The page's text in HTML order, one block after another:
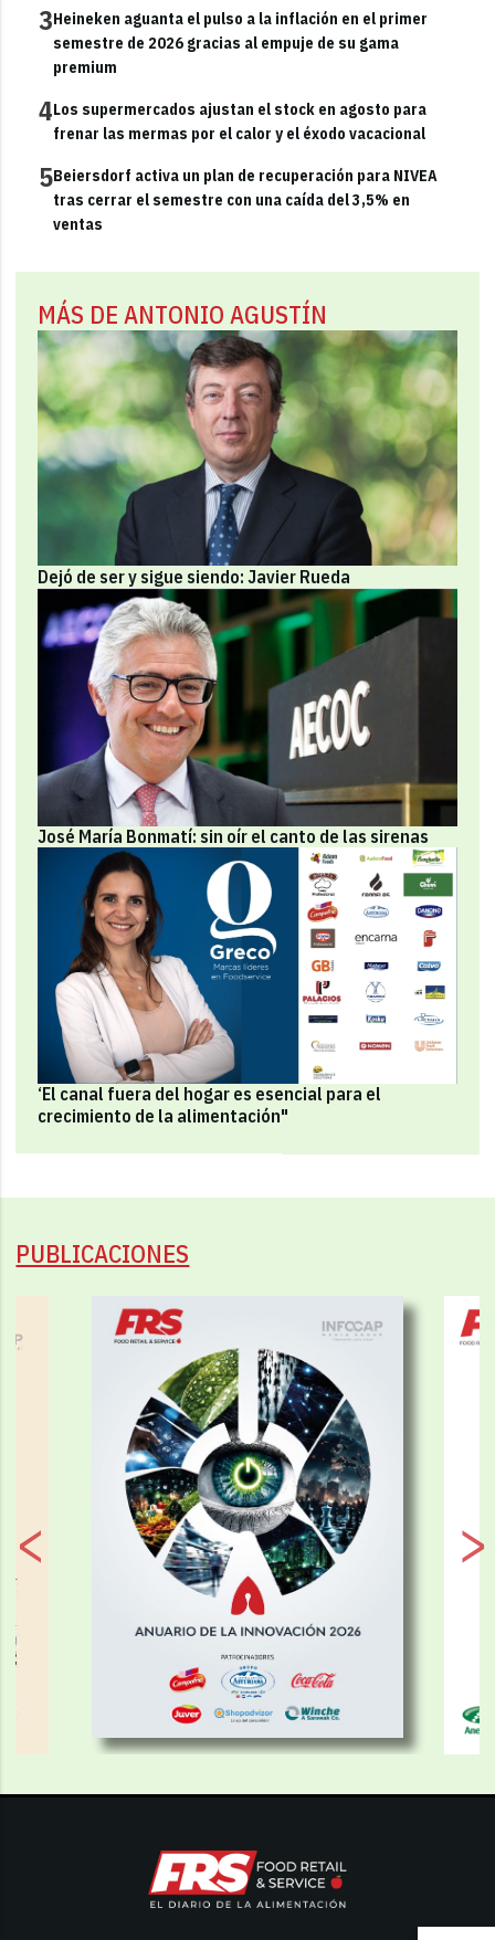
3Heineken aguanta el pulso a la inflación en el primer
semestre de 2026 gracias al empuje de su gama
premium
4Los supermercados ajustan el stock en agosto para
frenar las mermas por el calor y el éxodo vacacional
5Beiersdorf activa un plan de recuperación para NIVEA
tras cerrar el semestre con una caída del 3,5% en
ventas
MÁS DE ANTONIO AGUSTÍN
Dejó de ser y sigue siendo: Javier Rueda
José María Bonmatí: sin oír el canto de las sirenas
‘El canal fuera del hogar es esencial para el
crecimiento de la alimentación"
PUBLICACIONES